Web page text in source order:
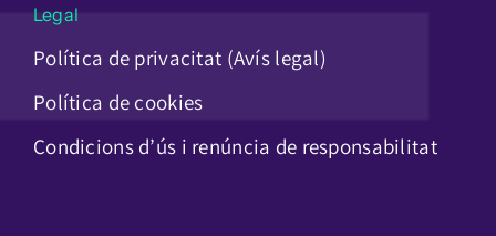
Legal
Política de privacitat (Avís legal)
Política de cookies
Condicions d’ús i renúncia de responsabilitat